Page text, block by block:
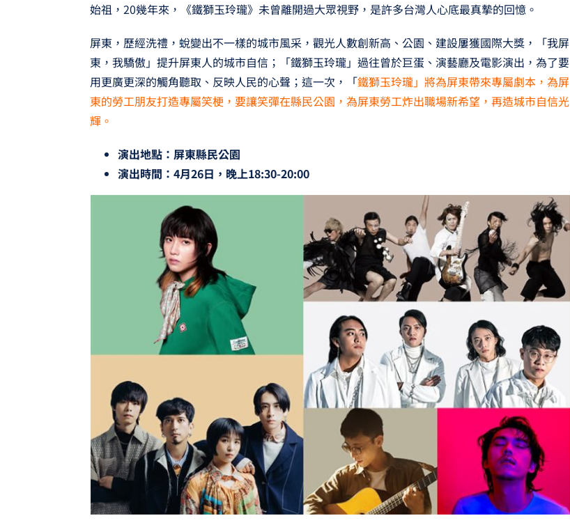
始祖，20幾年來，《鐵獅玉玲瓏》未曾離開過大眾視野，是許多台灣人心底最真摯的回憶。
屏東，歷經洗禮，蛻變出不一樣的城市風采，觀光人數創新高、公園、建設屢獲國際大獎，「我屏
東，我驕傲」提升屏東人的城市自信；「鐵獅玉玲瓏」過往曾於巨蛋、演藝廳及電影演出，為了要
用更廣更深的觸角聽取、反映人民的心聲；這一次，「鐵獅玉玲瓏」將為屏東帶來專屬劇本，為屏
東的勞工朋友打造專屬笑梗，要讓笑彈在縣民公園，為屏東勞工炸出職場新希望，再造城市自信光
輝。
演出地點：屏東縣民公園
演出時間：4月26日，晚上18:30-20:00